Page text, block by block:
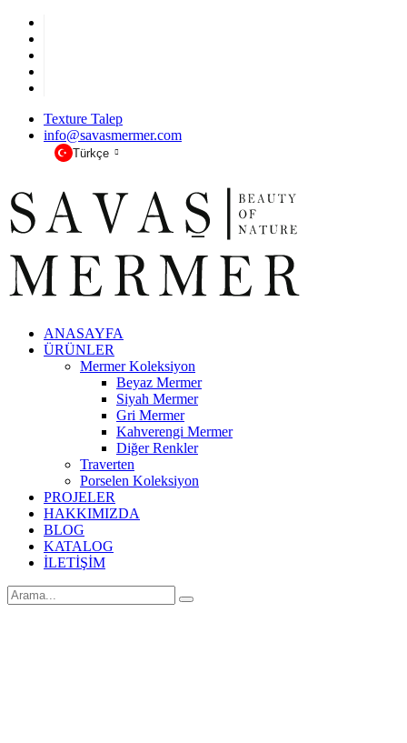
Texture Talep
info@savasmermer.com
Türkçe
ANASAYFA
ÜRÜNLER
Mermer Koleksiyon
Beyaz Mermer
Siyah Mermer
Gri Mermer
Kahverengi Mermer
Diğer Renkler
Traverten
Porselen Koleksiyon
PROJELER
HAKKIMIZDA
BLOG
KATALOG
İLETİŞİM